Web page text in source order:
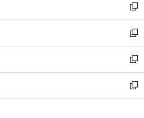
く
で
開
く
ド
ウ
で
開
く
い
ウ
ィ
ン
ド
ウ
で
開
新
し
い
ウ
ィ
ン
ド
ウ
新
し
い
ウ
ィ
ン
新
し
い
ウ
新
し